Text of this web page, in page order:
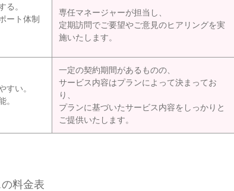
る。
ート体制
専任マネージャーが担当し、
定期訪問でご要望やご意見のヒアリングを実
施いたします。
すい。
。
一定の契約期間があるものの、
サービス内容はプランによって決まってお
り、
プランに基づいたサービス内容をしっかりと
ご提供いたします。
料金表